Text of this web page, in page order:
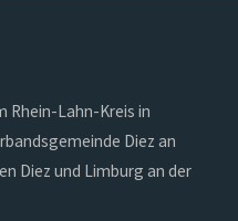
Rhein-Lahn-Kreis in
Diez an
Diez und Limburg an der